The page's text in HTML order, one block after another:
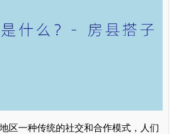
区一种传统的社交和合作模式，人们